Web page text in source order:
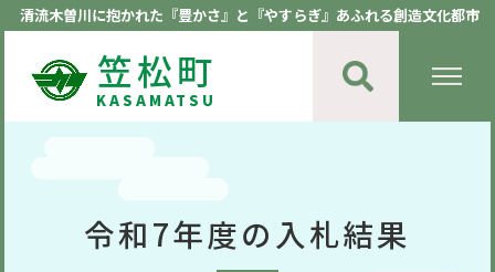
清流木曽川に抱かれた『豊かさ』と『やすらぎ』あふれる創造文化都市
笠松町
KASAMATSU
令和7年度の入札結果